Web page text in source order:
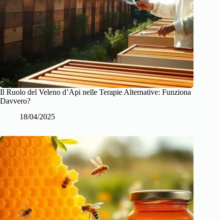
Il Ruolo del Veleno d’Api nelle Terapie Alternative: Funziona
Davvero?
18/04/2025